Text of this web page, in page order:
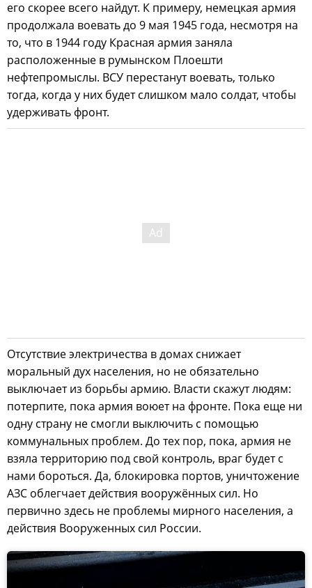
его скорее всего найдут. К примеру, немецкая армия
продолжала воевать до 9 мая 1945 года, несмотря на
то, что в 1944 году Красная армия заняла
расположенные в румынском Плоешти
нефтепромыслы. ВСУ перестанут воевать, только
тогда, когда у них будет слишком мало солдат, чтобы
удерживать фронт.
Отсутствие электричества в домах снижает
моральный дух населения, но не обязательно
выключает из борьбы армию. Власти скажут людям:
потерпите, пока армия воюет на фронте. Пока еще ни
одну страну не смогли выключить с помощью
коммунальных проблем. До тех пор, пока, армия не
взяла территорию под свой контроль, враг будет с
нами бороться. Да, блокировка портов, уничтожение
АЗС облегчает действия вооружённых сил. Но
первично здесь не проблемы мирного населения, а
действия Вооруженных сил России.